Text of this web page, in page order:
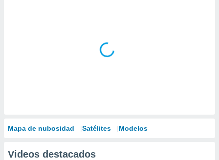
Mapa de nubosidad Satélites Modelos
Videos destacados